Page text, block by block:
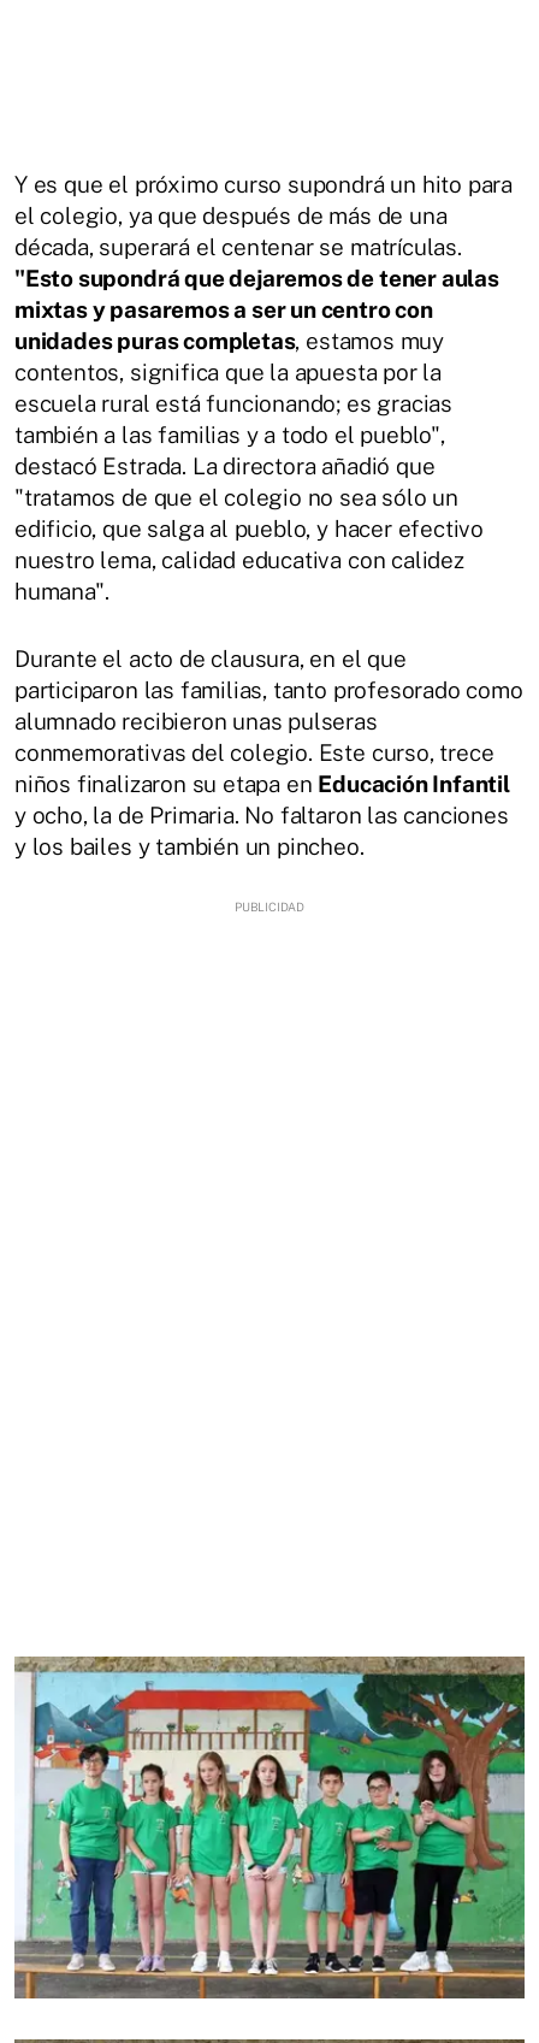
Y es que el próximo curso supondrá un hito para
el colegio, ya que después de más de una
década, superará el centenar se matrículas.
"Esto supondrá que dejaremos de tener aulas
mixtas y pasaremos a ser un centro con
unidades puras completas, estamos muy
contentos, significa que la apuesta por la
escuela rural está funcionando; es gracias
también a las familias y a todo el pueblo",
destacó Estrada. La directora añadió que
"tratamos de que el colegio no sea sólo un
edificio, que salga al pueblo, y hacer efectivo
nuestro lema, calidad educativa con calidez
humana".
Durante el acto de clausura, en el que
participaron las familias, tanto profesorado como
alumnado recibieron unas pulseras
conmemorativas del colegio. Este curso, trece
niños finalizaron su etapa en Educación Infantil
y ocho, la de Primaria. No faltaron las canciones
y los bailes y también un pincheo.